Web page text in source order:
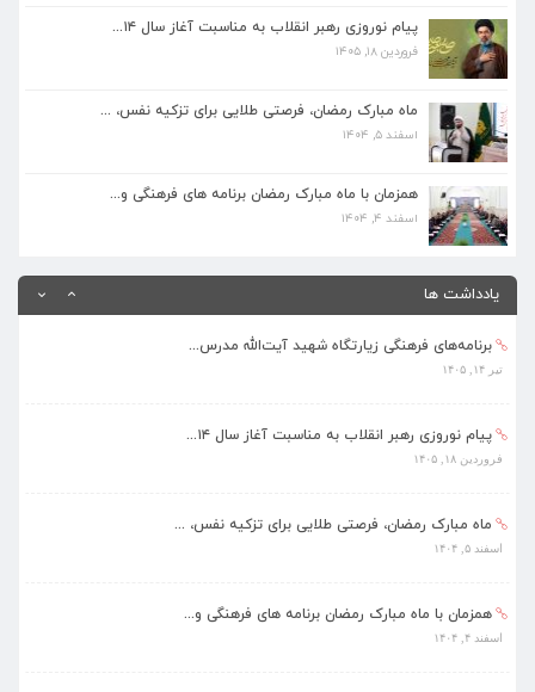
پیام نوروزی رهبر انقلاب به مناسبت آغاز سال ۱۴...
فروردین ۱۸, ۱۴۰۵
ماه مبارک رمضان، فرصتی طلایی برای تزکیه نفس، ...
اسفند ۵, ۱۴۰۴
همزمان با ماه مبارک رمضان برنامه های فرهنگی و...
اسفند ۴, ۱۴۰۴
یادداشت ها
ماه مبارک رمضان، فرصتی طلایی برای تزکیه نفس، ...
اسفند ۵, ۱۴۰۴
همزمان با ماه مبارک رمضان برنامه های فرهنگی و...
اسفند ۴, ۱۴۰۴
مرداد ۱۰, ۱۴۰۵
برنامه‌های فرهنگی زیارتگاه شهید آیت‌الله مدرس...
تیر ۱۴, ۱۴۰۵
پیام نوروزی رهبر انقلاب به مناسبت آغاز سال ۱۴...
فروردین ۱۸, ۱۴۰۵
ماه مبارک رمضان، فرصتی طلایی برای تزکیه نفس، ...
اسفند ۵, ۱۴۰۴
همزمان با ماه مبارک رمضان برنامه های فرهنگی و...
اسفند ۴, ۱۴۰۴